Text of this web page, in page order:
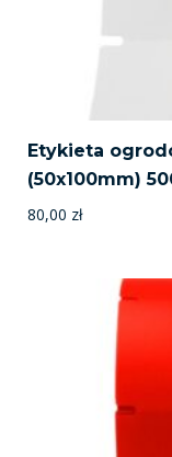
Etykieta
(50x100mm)
80,00 zł